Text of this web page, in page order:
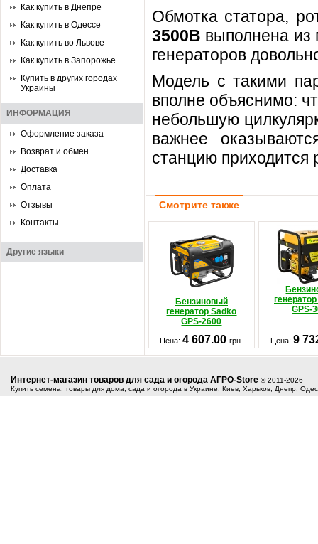
Как купить в Днепре
Как купить в Одессе
Как купить во Львове
Как купить в Запорожье
Купить в других городах
Украины
ИНФОРМАЦИЯ
Оформление заказа
Возврат и обмен
Доставка
Оплата
Отзывы
Контакты
Другие языки
Обмотка статора,
3500B выполнена из
генераторов
Модель с такими
вполне объяснимо:
небольшую
важнее
станцию приходится
Смотрите также
Бензиновый
генератор Sadko
GPS-2600
GPS-
Цена:4 607.00грн. Цена: 9
Интернет-магазин товаров для сада и огорода АГРО-Store © 2011-2026
Купить семена, товары для дома, сада и огорода в Украине: Киев, Харьков, Днепр,